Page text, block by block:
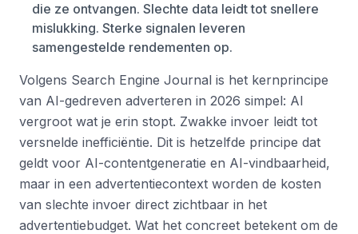
die ze ontvangen. Slechte data leidt tot snellere
mislukking. Sterke signalen leveren
samengestelde rendementen op.
Volgens Search Engine Journal is het kernprincipe
van AI-gedreven adverteren in 2026 simpel: AI
vergroot wat je erin stopt. Zwakke invoer leidt tot
versnelde inefficiëntie. Dit is hetzelfde principe dat
geldt voor AI-contentgeneratie en AI-vindbaarheid,
maar in een advertentiecontext worden de kosten
van slechte invoer direct zichtbaar in het
advertentiebudget. Wat het concreet betekent om de